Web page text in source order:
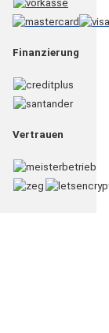
Finanzierung
Vertrauen